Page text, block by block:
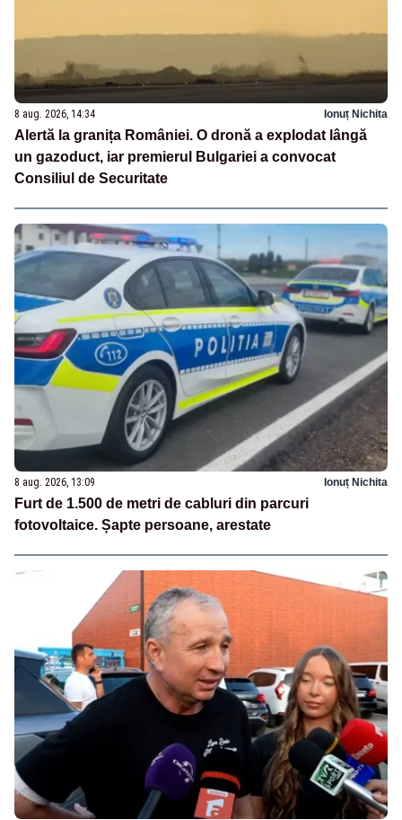
8 aug. 2026, 14:34 Ionuț Nichita
Alertă la granița României. O dronă a explodat lângă
un gazoduct, iar premierul Bulgariei a convocat
Consiliul de Securitate
8 aug. 2026, 13:09 Ionuț Nichita
Furt de 1.500 de metri de cabluri din parcuri
fotovoltaice. Șapte persoane, arestate